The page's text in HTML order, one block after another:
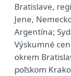
Bratislave,
Jene,
Argentína;
Výskumné
okrem
poľskom